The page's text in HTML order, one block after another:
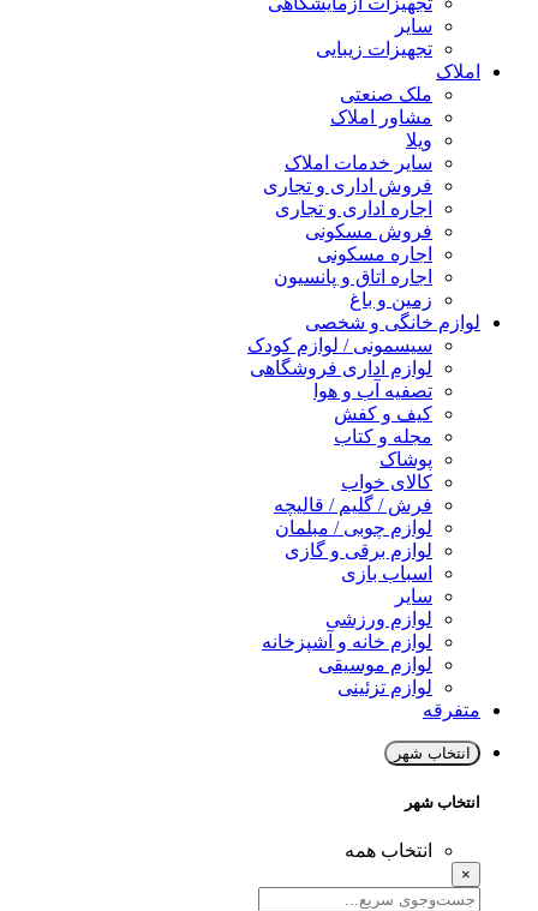
سایر
تجهیزات زیبایی
املاک
ملک صنعتی
مشاور املاک
ویلا
سایر خدمات املاک
فروش اداری و تجاری
اجاره اداری و تجاری
فروش مسکونی
اجاره مسکونی
اجاره اتاق و پانسیون
زمین و باغ
لوازم خانگی و شخصی
سیسمونی / لوازم کودک
لوازم اداری فروشگاهی
تصفیه آب و هوا
کیف و کفش
مجله و کتاب
پوشاک
کالای خواب
فرش / گلیم / قالیچه
لوازم چوبی / مبلمان
لوازم برقی و گازی
اسباب بازی
سایر
لوازم ورزشی
لوازم خانه و آشپزخانه
لوازم موسیقی
لوازم تزئینی
متفرقه
انتخاب شهر
انتخاب شهر
انتخاب همه
×